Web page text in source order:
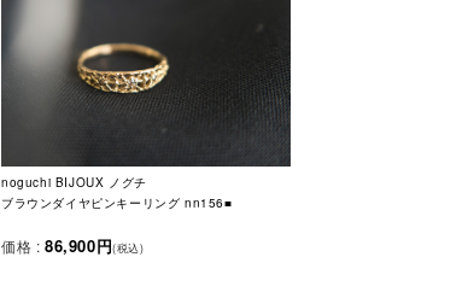
noguchi BIJOUX ノグチ
ブラウンダイヤピンキーリング nn156■
価格 : 86,900円(税込)